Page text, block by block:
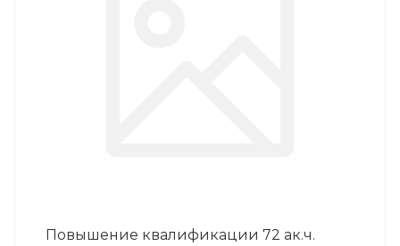
Повышение квалификации 72 ак.ч.